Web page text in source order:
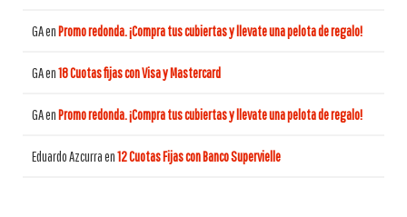
GAenPromo redonda. ¡Compra tus cubiertas y llevate una pelota de regalo!
GAen18 Cuotas fijas con Visa y Mastercard
GAenPromo redonda. ¡Compra tus cubiertas y llevate una pelota de regalo!
Eduardo Azcurraen12 Cuotas Fijas con Banco Supervielle